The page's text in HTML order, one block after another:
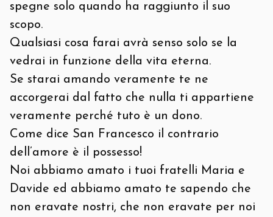
spegne solo quando ha raggiunto il suo
scopo.
Qualsiasi cosa farai avrà senso solo se la
vedrai in funzione della vita eterna.
Se starai amando veramente te ne
accorgerai dal fatto che nulla ti appartiene
veramente perché tuto è un dono.
Come dice San Francesco il contrario
dell’amore è il possesso!
Noi abbiamo amato i tuoi fratelli Maria e
Davide ed abbiamo amato te sapendo che
non eravate nostri, che non eravate per noi